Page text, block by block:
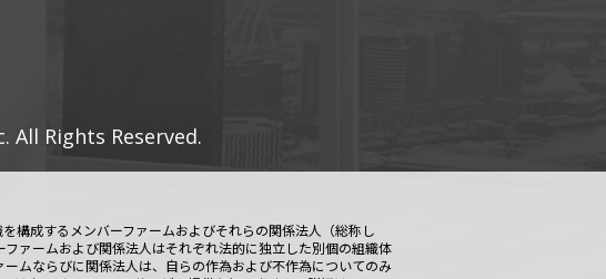
Rights Reserved.
構成するメンバーファームおよびそれらの関係法人（総称し
ァームおよび関係法人はそれぞれ法的に独立した別個の組織体
ムならびに関係法人は、自らの作為および不作為についてのみ